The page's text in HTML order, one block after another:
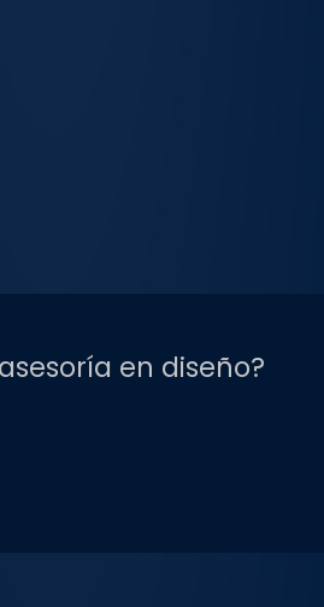
en diseño?